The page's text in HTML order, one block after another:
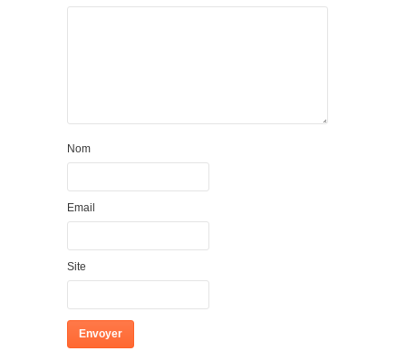
Nom
Email
Site